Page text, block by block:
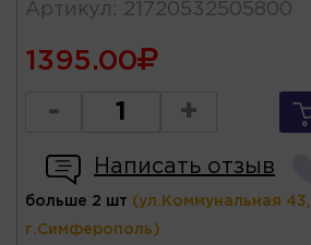
Артикул : 21720532505800
1395.00
- +
Написать отзыв
больше 2 шт (ул.Коммунальная 43,
г.Симферополь)